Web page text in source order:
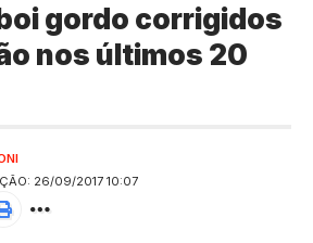
gordo corrigidos
nos últimos 20
26/09/2017 10:07